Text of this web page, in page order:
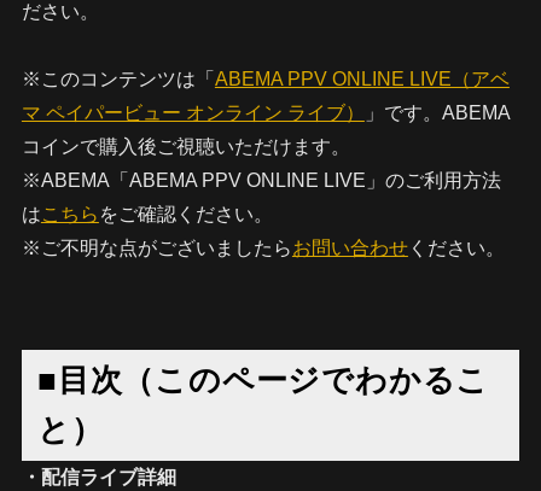
ださい。
※このコンテンツは「 ABEMA PPV ONLINE LIVE（アベ
マ ペイパービュー オンライン ライブ）
」です。ABEMA
コインで購入後ご視聴いただけます。
※ABEMA「ABEMA PPV ONLINE LIVE」のご利用方法
はこちら をご確認ください。
※ご不明な点がございましたらお問い合わせください。
■目次（このページでわかるこ
と）
・配信ライブ詳細